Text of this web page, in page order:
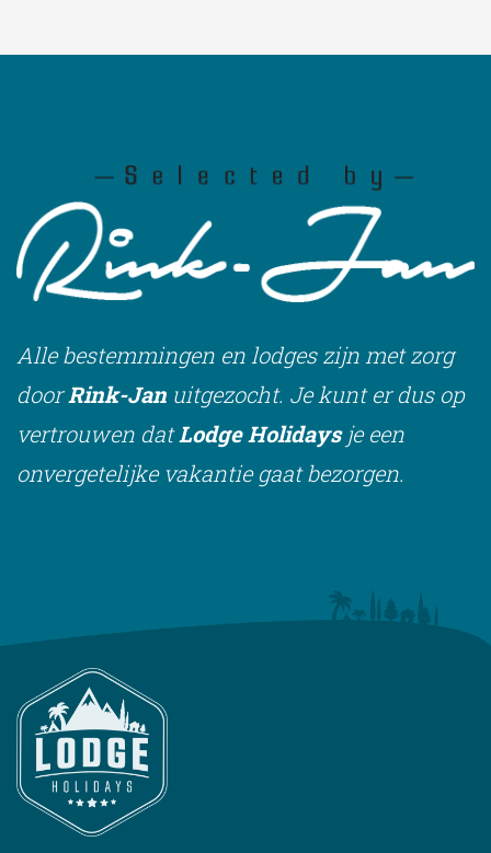
Alle bestemmingen en lodges zijn met zorg
doorRink-Jan uitgezocht. Je kunt er dus op
vertrouwen datLodge Holidaysje een
onvergetelijke vakantie gaat bezorgen.